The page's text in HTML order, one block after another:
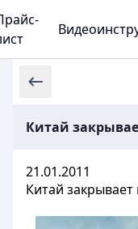
Китай
21.01.2011
Китай закрывает